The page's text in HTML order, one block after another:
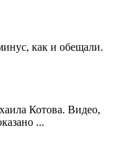
как и обещали.
Котова. Видео,
...